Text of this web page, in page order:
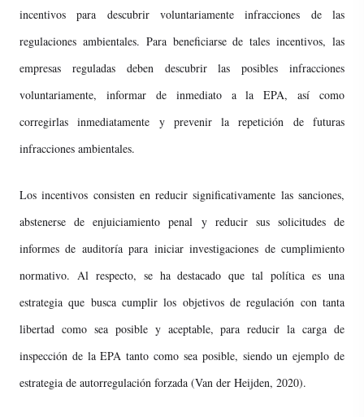
incentivos para descubrir voluntariamente infracciones de las
regulaciones ambientales. Para beneficiarse de tales incentivos, las
empresas reguladas deben descubrir las posibles infracciones
voluntariamente, informar de inmediato a la EPA, así como
corregirlas inmediatamente y prevenir la repetición de futuras
infracciones ambientales.
Los incentivos consisten en reducir significativamente las sanciones,
abstenerse de enjuiciamiento penal y reducir sus solicitudes de
informes de auditoría para iniciar investigaciones de cumplimiento
normativo. Al respecto, se ha destacado que tal política es una
estrategia que busca cumplir los objetivos de regulación con tanta
libertad como sea posible y aceptable, para reducir la carga de
inspección de la EPA tanto como sea posible, siendo un ejemplo de
estrategia de autorregulación forzada (Van der Heijden, 2020).